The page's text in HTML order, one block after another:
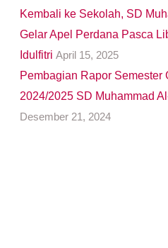
Kembali ke Sekolah, SD
Gelar Apel Perdana Pasca
Idulfitri April 15, 2025
Pembagian Rapor Semester
2024/2025 SD Muhammad
Desember 21, 2024